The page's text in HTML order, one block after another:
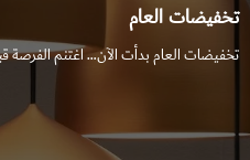
تخفيضات العام
تخفيضات العام بدأت الآن… اغتنم الفرصة